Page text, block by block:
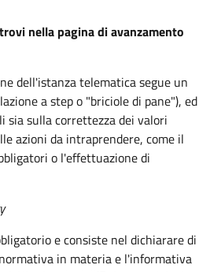
nella pagina di avanzamento
dell'istanza telematica segue un
a step o "briciole di pane"), ed
sia sulla correttezza dei valori
azioni da intraprendere, come il
o l'effettuazione di
e consiste nel dichiarare di
in materia e l'informativa